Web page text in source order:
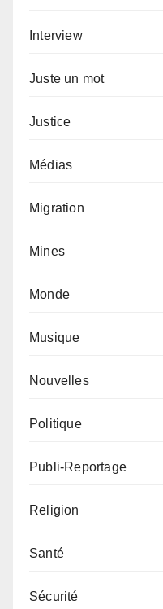
Interview
Juste un mot
Justice
Médias
Migration
Mines
Monde
Musique
Nouvelles
Politique
Publi-Reportage
Religion
Santé
Sécurité